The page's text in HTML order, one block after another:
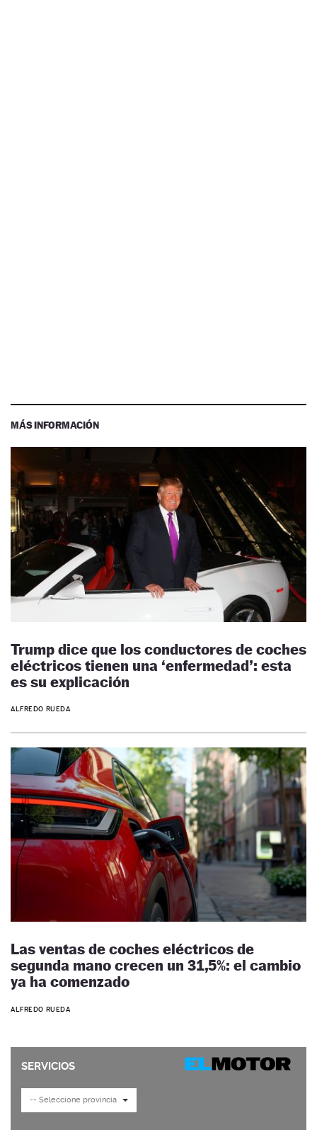
MÁS INFORMACIÓN
Trump dice que los conductores de coches
eléctricos tienen una ‘enfermedad’: esta
es su explicación
ALFREDO RUEDA
Las ventas de coches eléctricos de
segunda mano crecen un 31,5%: el cambio
ya ha comenzado
ALFREDO RUEDA